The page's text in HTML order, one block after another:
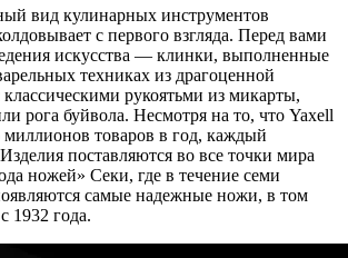
вид кулинарных инструментов
с первого взгляда. Перед вами
искусства — клинки, выполненные
техниках из драгоценной
классическими рукоятьми из микарты,
рога буйвола. Несмотря на то, что Yaxell
миллионов товаров в год, каждый
поставляются во все точки мира
ножей» Секи, где в течение семи
самые надежные ножи, в том
1932 года.